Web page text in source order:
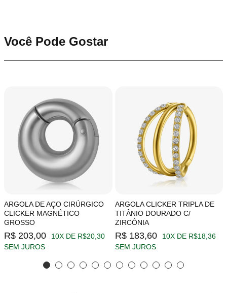
Você Pode Gostar
ARGOLA DE AÇO CIRÚRGICO
CLICKER MAGNÉTICO
GROSSO
R$ 203,00
10X DE R$20,30
SEM JUROS
ARGOLA CLICKER TRIPLA DE
TITÂNIO DOURADO C/
ZIRCÔNIA
R$ 183,60
10X DE R$18,36
SEM JUROS